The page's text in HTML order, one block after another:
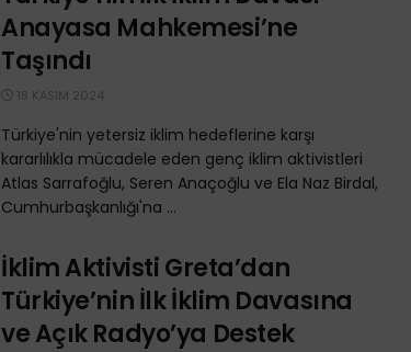
Anayasa Mahkemesi’ne
Taşındı
18 KASIM 2024
Türkiye'nin yetersiz iklim hedeflerine karşı
kararlılıkla mücadele eden genç iklim aktivistleri
Atlas Sarrafoğlu, Seren Anaçoğlu ve Ela Naz Birdal,
Cumhurbaşkanlığı'na ...
İklim Aktivisti Greta’dan
Türkiye’nin İlk İklim Davasına
ve Açık Radyo’ya Destek